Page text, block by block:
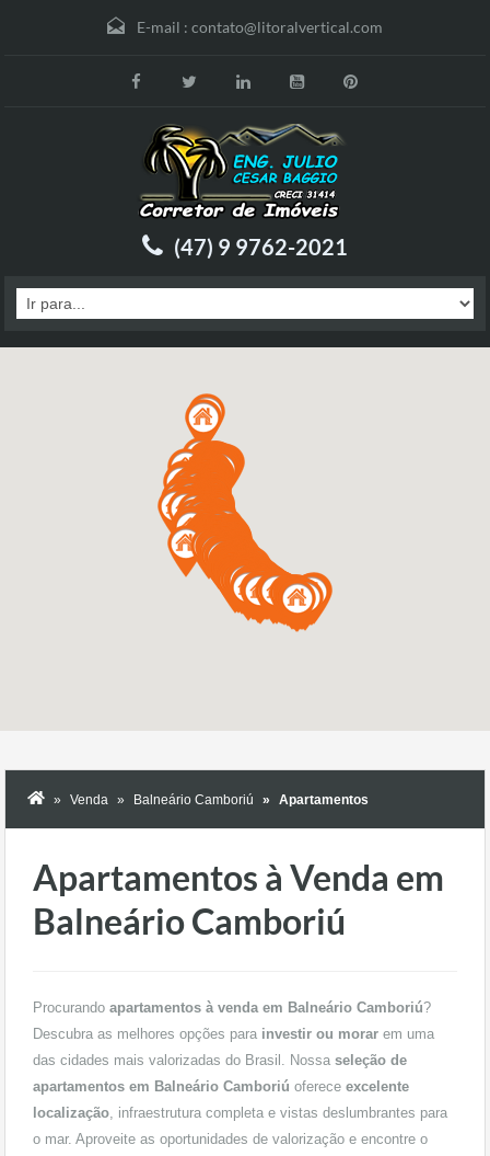
E-mail : contato@litoralvertical.com
(47) 9 9762-2021
Venda Balneário Camboriú Apartamentos
Apartamentos à Venda em
Balneário Camboriú
Procurando apartamentos à venda em Balneário Camboriú?
Descubra as melhores opções para investir ou morar em uma
das cidades mais valorizadas do Brasil. Nossa seleção de
apartamentos em Balneário Camboriú oferece excelente
localização, infraestrutura completa e vistas deslumbrantes para
o mar. Aproveite as oportunidades de valorização e encontre o